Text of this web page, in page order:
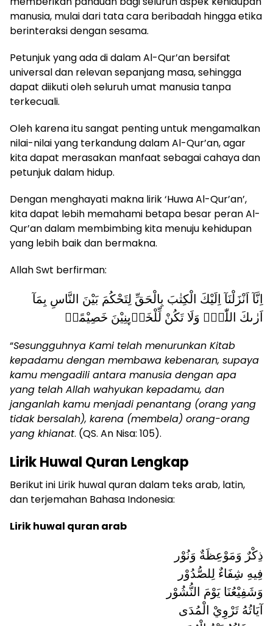
manusia, mulai dari tata cara beribadah hingga etika
berinteraksi dengan sesama.
Petunjuk yang ada di dalam Al-Qur’an bersifat
universal dan relevan sepanjang masa, sehingga
dapat diikuti oleh seluruh umat manusia tanpa
terkecuali.
Oleh karena itu sangat penting untuk mengamalkan
nilai-nilai yang terkandung dalam Al-Qur’an, agar
kita dapat merasakan manfaat sebagai cahaya dan
petunjuk dalam hidup.
Dengan menghayati makna lirik ‘Huwa Al-Qur’an’,
kita dapat lebih memahami betapa besar peran Al-
Qur’an dalam membimbing kita menuju kehidupan
yang lebih baik dan bermakna.
Allah Swt berfirman:
اِنَّآ اَنْزَلْنَآ اِلَيْكَ الْكِتٰبَ بِالْحَقِّ لِتَحْكُمَ بَيْنَ النَّاسِ بِمَآ
اَرٰىكَ اللّٰهُۗ وَلَا تَكُنْ لِّلْخَاۤىِٕنِيْنَ خَصِيْمًاۙ
“Sesungguhnya Kami telah menurunkan Kitab
kepadamu dengan membawa kebenaran, supaya
kamu mengadili antara manusia dengan apa
yang telah Allah wahyukan kepadamu, dan
janganlah kamu menjadi penantang (orang yang
tidak bersalah), karena (membela) orang-orang
yang khianat. (QS. An Nisa: 105).
Lirik Huwal Quran Lengkap
Berikut ini Lirik huwal quran dalam teks arab, latin,
dan terjemahan Bahasa Indonesia:
Lirik huwal quran arab
ذِكْرٌ وَمَوْعِظَةٌ وَنُوْر
فِيهِ شِفَاءٌ لِلصُّدُوْر
وَشَفِيْعُنَا يَوْمَ النُّشُوْر
آيَاتُهُ تَرْوِيْ الْمُدَى